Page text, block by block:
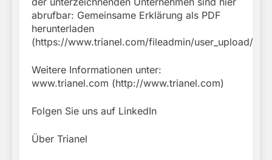
abrufbar: Gemeinsame Erklärung als PDF
herunterladen
(https://www.trianel.com/fileadmin/user_upload/
Weitere Informationen unter:
www.trianel.com (http://www.trianel.com)
Folgen Sie uns auf LinkedIn
Über Trianel